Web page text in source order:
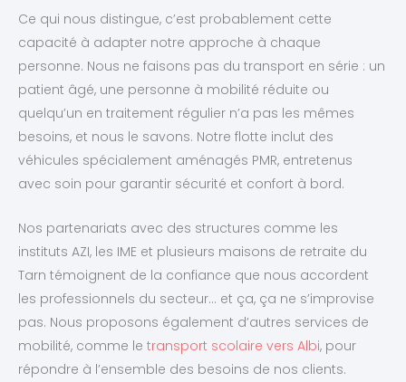
Ce qui nous distingue, c’est probablement cette
capacité à adapter notre approche à chaque
personne. Nous ne faisons pas du transport en série : un
patient âgé, une personne à mobilité réduite ou
quelqu’un en traitement régulier n’a pas les mêmes
besoins, et nous le savons. Notre flotte inclut des
véhicules spécialement aménagés PMR, entretenus
avec soin pour garantir sécurité et confort à bord.
Nos partenariats avec des structures comme les
instituts AZI, les IME et plusieurs maisons de retraite du
Tarn témoignent de la confiance que nous accordent
les professionnels du secteur… et ça, ça ne s’improvise
pas. Nous proposons également d’autres services de
mobilité, comme le transport scolaire vers Albi, pour
répondre à l’ensemble des besoins de nos clients.